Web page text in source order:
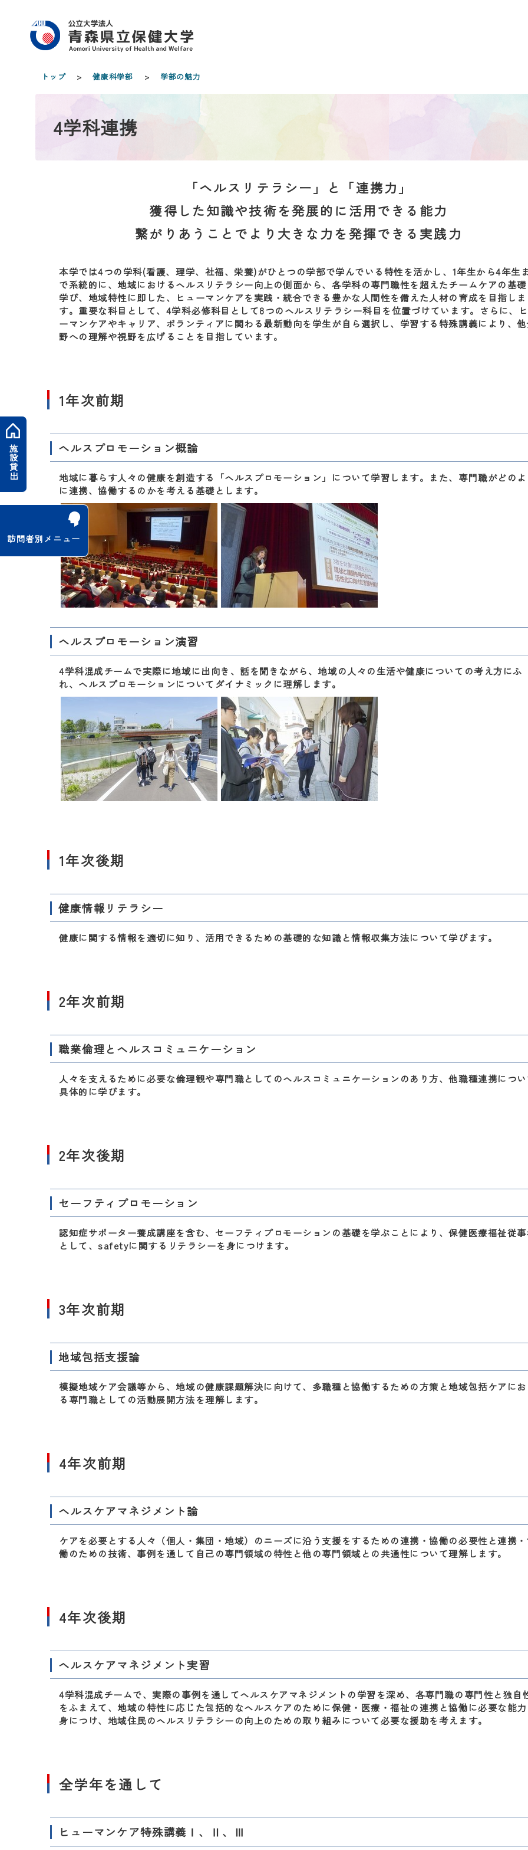
トップ>健康科学部 > 学部の魅力
4学科連携
「ヘルスリテラシー」と「連携力」
獲得した知識や技術を発展的に活用できる能力
繋がりあうことでより大きな力を発揮できる実践力
本学では4つの学科(看護、理学、社福、栄養)がひとつの学部で学んでいる特性を活かし、1年生から4年生
で系統的に、地域におけるヘルスリテラシー向上の側面から、各学科の専門職性を超えたチームケアの基
学び、地域特性に即した、ヒューマンケアを実践・統合できる豊かな人間性を備えた人材の育成を目指しま
す。重要な科目として、4学科必修科目として8つのヘルスリテラシー科目を位置づけています。さらに、
ーマンケアやキャリア、ボランティアに関わる最新動向を学生が自ら選択し、学習する特殊講義により、
野への理解や視野を広げることを目指しています。
1年次前期
ヘルスプロモーション概論
地域に暮らす人々の健康を創造する「ヘルスプロモーション」について学習します。また、専門職がどの
に連携、協働するのかを考える基礎とします。
ヘルスプロモーション演習
4学科混成チームで実際に地域に出向き、話を聞きながら、地域の人々の生活や健康についての考え方にふ
れ、ヘルスプロモーションについてダイナミックに理解します。
1年次後期
健康情報リテラシー
健康に関する情報を適切に知り、活用できるための基礎的な知識と情報収集方法について学びます。
2年次前期
職業倫理とヘルスコミュニケーション
人々を支えるために必要な倫理観や専門職としてのヘルスコミュニケーションのあり方、他職種連携につ
具体的に学びます。
2年次後期
セーフティプロモーション
認知症サポーター養成講座を含む、セーフティプロモーションの基礎を学ぶことにより、保健医療福祉従
として、safetyに関するリテラシーを身につけます。
3年次前期
地域包括支援論
模擬地域ケア会議等から、地域の健康課題解決に向けて、多職種と協働するための方策と地域包括ケアに
る専門職としての活動展開方法を理解します。
4年次前期
ヘルスケアマネジメント論
ケアを必要とする人々（個人・集団・地域）のニーズに沿う支援をするための連携・協働の必要性と連携
働のための技術、事例を通して自己の専門領域の特性と他の専門領域との共通性について理解します。
4年次後期
ヘルスケアマネジメント実習
4学科混成チームで、実際の事例を通してヘルスケアマネジメントの学習を深め、各専門職の専門性と独自
をふまえて、地域の特性に応じた包括的なヘルスケアのために保健・医療・福祉の連携と協働に必要な能
身につけ、地域住民のヘルスリテラシーの向上のための取り組みについて必要な援助を考えます。
全学年を通して
ヒューマンケア特殊講義Ⅰ、Ⅱ、Ⅲ
施設貸出
訪問者別メニュー